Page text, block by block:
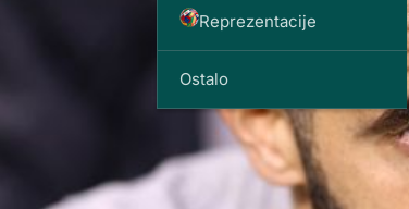
Reprezentacije
Ostalo